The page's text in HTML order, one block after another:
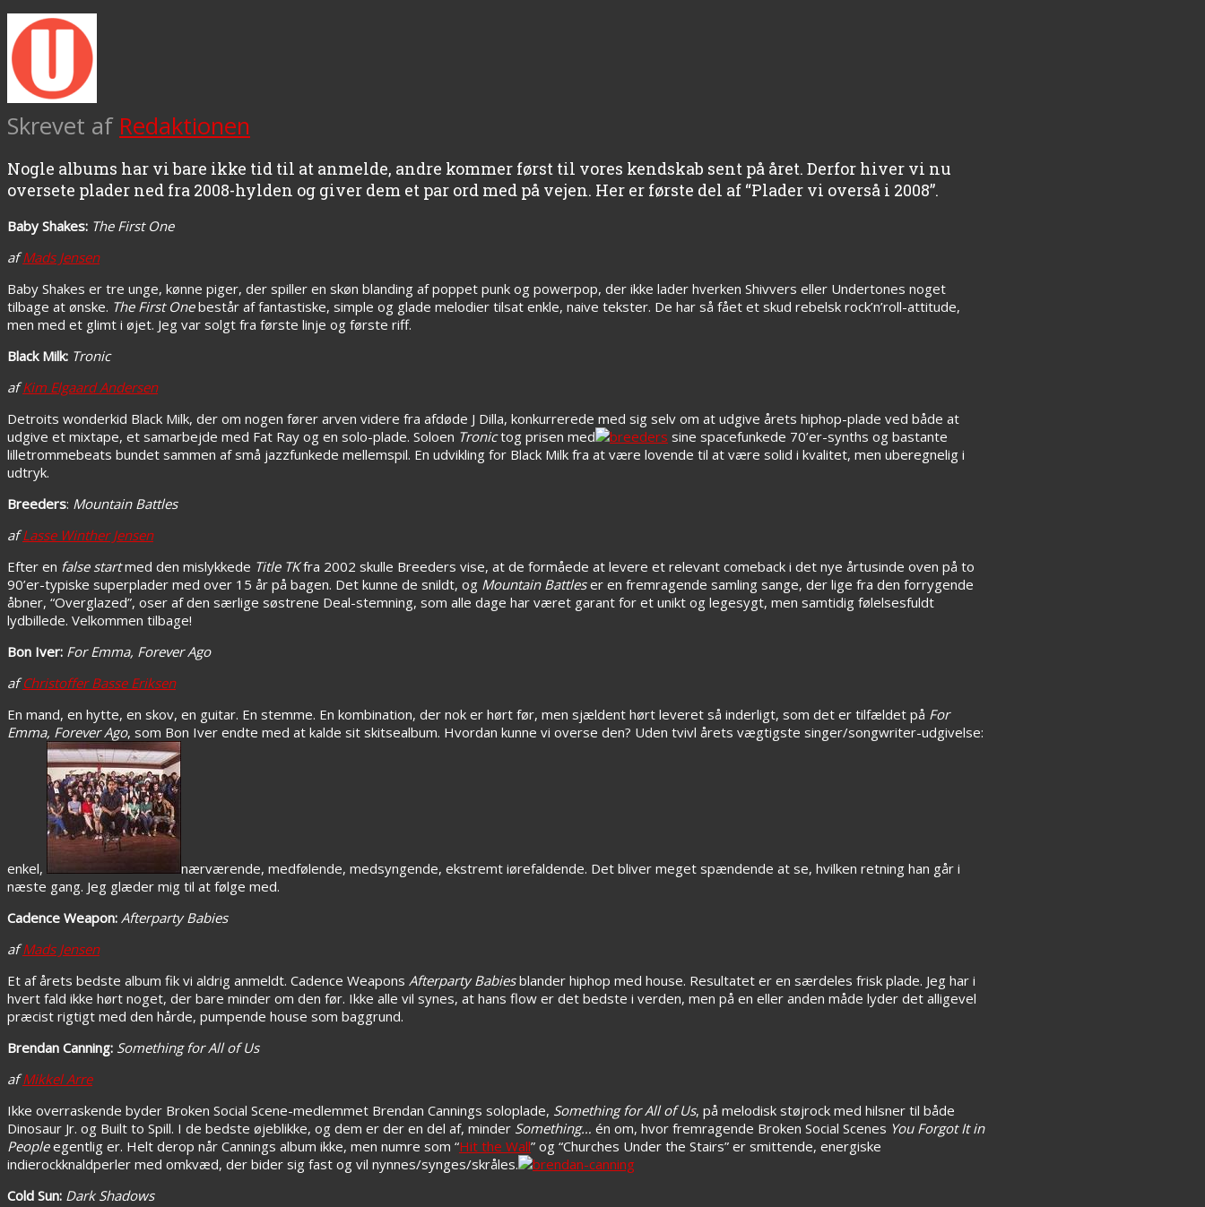
Skrevet af Redaktionen
Nogle albums har vi bare ikke tid til at anmelde, andre kommer først til vores kendskab sent på året. Derfor hiver vi nu
oversete plader ned fra 2008-hylden og giver dem et par ord med på vejen. Her er første del af “Plader vi overså i 2008”.
Baby Shakes: The First One
afMads Jensen
Baby Shakes er tre unge, kønne piger, der spiller en skøn blanding af poppet punk og powerpop, der ikke lader hverken Shivvers eller Undertones noget
tilbage at ønske. The First Onebestår af fantastiske, simple og glade melodier tilsat enkle, naive tekster. De har så fået et skud rebelsk rock’n’roll-attitude,
men med et glimt i øjet. Jeg var solgt fra første linje og første riff.
Black Milk: Tronic
afKim Elgaard Andersen
Detroits wonderkid Black Milk, der om nogen fører arven videre fra afdøde J Dilla, konkurrerede med sig selv om at udgive årets hiphop-plade ved både at
udgive et mixtape, et samarbejde med Fat Ray og en solo-plade. Soloen Tronictog prisen med
sine spacefunkede 70’er-synths og bastante
lilletrommebeats bundet sammen af små jazzfunkede mellemspil. En udvikling for Black Milk fra at være lovende til at være solid i kvalitet, men uberegnelig i
udtryk.
Breeders: Mountain Battles
afLasse Winther Jensen
Efter en false startmed den mislykkede Title TKfra 2002 skulle Breeders vise, at de formåede at levere et relevant comeback i det nye årtusinde oven på to
90’er-typiske superplader med over 15 år på bagen. Det kunne de snildt, og Mountain Battleser en fremragende samling sange, der lige fra den forrygende
åbner, “Overglazed”, oser af den særlige søstrene Deal-stemning, som alle dage har været garant for et unikt og legesygt, men samtidig følelsesfuldt
lydbillede. Velkommen tilbage!
Bon Iver: For Emma, Forever Ago
afChristoffer Basse Eriksen
En mand, en hytte, en skov, en guitar. En stemme. En kombination, der nok er hørt før, men sjældent hørt leveret så inderligt, som det er tilfældet på For
Emma, Forever Ago, som Bon Iver endte med at kalde sit skitsealbum. Hvordan kunne vi overse den? Uden tvivl årets vægtigste singer/songwriter-udgivelse:
enkel,
nærværende, medfølende, medsyngende, ekstremt iørefaldende. Det bliver meget spændende at se, hvilken retning han går i
næste gang. Jeg glæder mig til at følge med.
Cadence Weapon: Afterparty Babies
afMads Jensen
Et af årets bedste album fik vi aldrig anmeldt. Cadence Weapons Afterparty Babiesblander hiphop med house. Resultatet er en særdeles frisk plade. Jeg har i
hvert fald ikke hørt noget, der bare minder om den før. Ikke alle vil synes, at hans flow er det bedste i verden, men på en eller anden måde lyder det alligevel
præcist rigtigt med den hårde, pumpende house som baggrund.
Brendan Canning: Something for All of Us
afMikkel Arre
Ikke overraskende byder Broken Social Scene-medlemmet Brendan Cannings soloplade, Something for All of Us, på melodisk støjrock med hilsner til både
Dinosaur Jr. og Built to Spill. I de bedste øjeblikke, og dem er der en del af, minder Something… én om, hvor fremragende Broken Social Scenes You Forgot It in
Peopleegentlig er. Helt derop når Cannings album ikke, men numre som “Hit the Wall” og “Churches Under the Stairs” er smittende, energiske
indierockknaldperler med omkvæd, der bider sig fast og vil nynnes/synges/skråles.
Cold Sun: Dark Shadows